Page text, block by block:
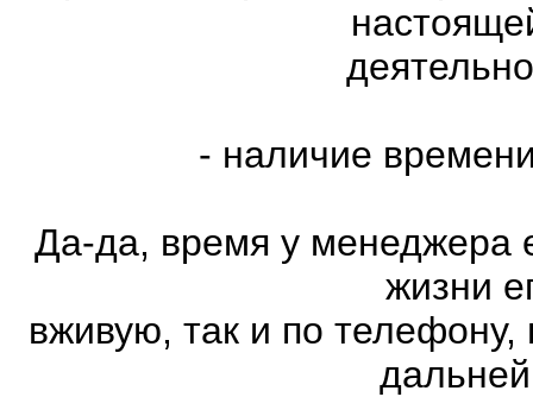
- наличие
Да-да, время у менеджера
жизни
вживую, так и по